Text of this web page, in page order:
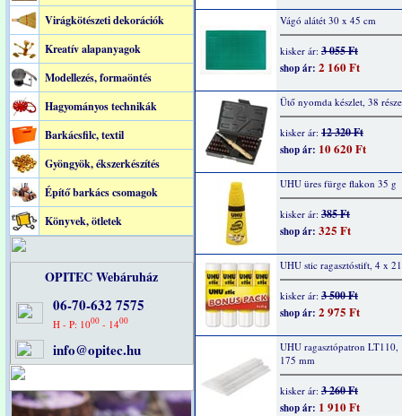
Virágkötészeti dekorációk
Kreatív alapanyagok
Modellezés, formaöntés
Hagyományos technikák
Barkácsfilc, textil
Gyöngyök, ékszerkészítés
Építő barkács csomagok
Könyvek, ötletek
OPITEC Webáruház
06-70-632 7575
H - P: 1000- 1400
info@opitec.hu
Vágó alátét 30 x 45 cm
kisker ár: 3 055 Ft
shop ár: 2 160 Ft
Ütő nyomda készlet, 38
kisker ár: 12 320 Ft
shop ár: 10 620 Ft
UHU üres fürge flakon 35 g
kisker ár: 385 Ft
shop ár: 325 Ft
UHU stic ragasztóstift, 4 x
kisker ár: 3 500 Ft
shop ár: 2 975 Ft
UHU ragasztópatron LT110,
175 mm
kisker ár: 3 260 Ft
shop ár: 1 910 Ft